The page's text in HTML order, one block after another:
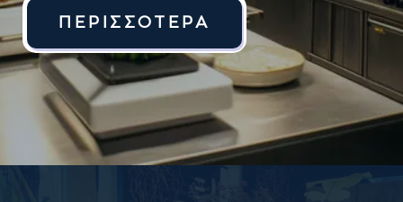
ΠΕΡΙΣΣΌΤΕΡΑ